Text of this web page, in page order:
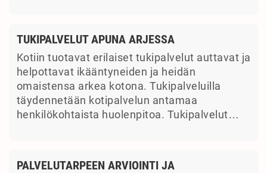
TUKIPALVELUT APUNA ARJESSA
Kotiin tuotavat erilaiset tukipalvelut auttavat ja
helpottavat ikääntyneiden ja heidän
omaistensa arkea kotona. Tukipalveluilla
täydennetään kotipalvelun antamaa
henkilökohtaista huolenpitoa. Tukipalvelut…
PALVELUTARPEEN ARVIOINTI JA